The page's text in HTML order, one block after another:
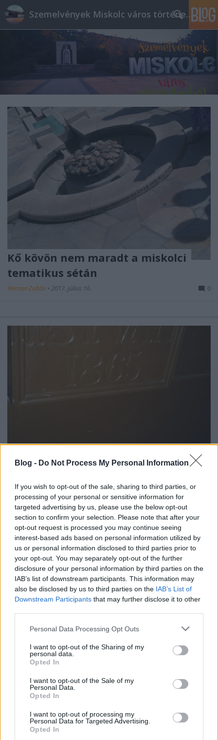
Blog - Do Not Process My Personal Information
If you wish to opt-out of the sale, sharing to third parties, or
processing of your personal or sensitive information for
targeted advertising by us, please use the below opt-out
section to confirm your selection. Please note that after your
opt-out request is processed you may continue seeing
interest-based ads based on personal information utilized by
us or personal information disclosed to third parties prior to
your opt-out. You may separately opt-out of the further
disclosure of your personal information by third parties on the
IAB’s list of downstream participants. This information may
also be disclosed by us to third parties on the IAB’s List of
Downstream Participants that may further disclose it to other
Please note that this website/app uses one or more Google
not limited to your visit or usage behaviour. You may click to
grant or deny consent to Google and its third-party tags to
use your data for below specified purposes in below Google
consent section.
Personal Data Processing Opt Outs
I want to opt-out of the Sharing of my
personal data.
Opted In
I want to opt-out of the Sale of my
Personal Data.
Opted In
I want to opt-out of processing my
Personal Data for Targeted Advertising.
Opted In
Szemelvények Miskolc város történelméből
Kő kövön nem maradt a miskolci
tematikus sétán
Reiman Zoltán • 2017. július 16. 0
tornyába (képek)
Reiman Zoltán•2017. július 16.
M@M-os kirándulás a Kakastemplom
tornyába (video)
Reiman Zoltán•2017. július 16.
https://www.facebook.com/zoltan.reiman/videos/